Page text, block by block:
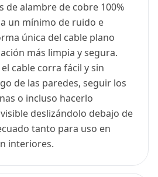
de alambre de cobre 100%
un mínimo de ruido e
única del cable plano
más limpia y segura.
cable corra fácil y sin
de las paredes, seguir los
o incluso hacerlo
deslizándolo debajo de
tanto para uso en
interiores.